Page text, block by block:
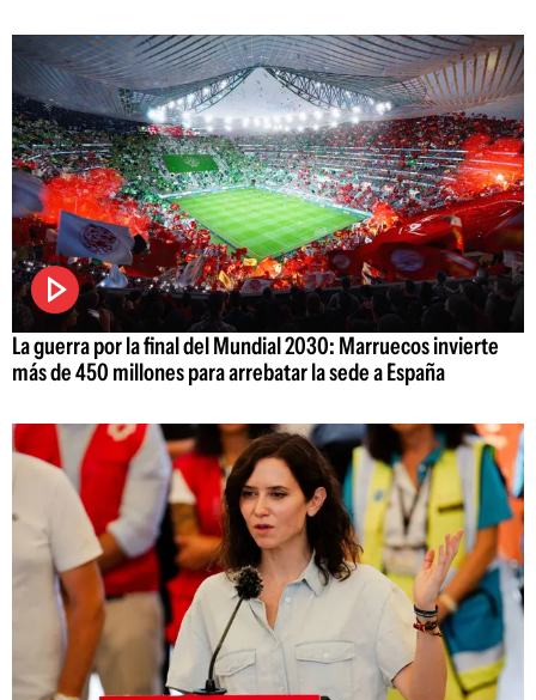
La guerra por la final del Mundial 2030: Marruecos invierte
más de 450 millones para arrebatar la sede a España